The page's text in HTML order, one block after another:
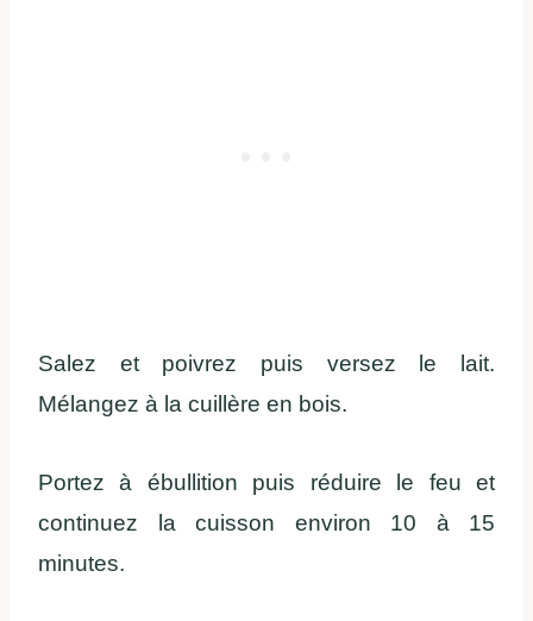
Salez et poivrez puis versez le lait.
Mélangez à la cuillère en bois.
Portez à ébullition puis réduire le feu et
continuez la cuisson environ 10 à 15
minutes.